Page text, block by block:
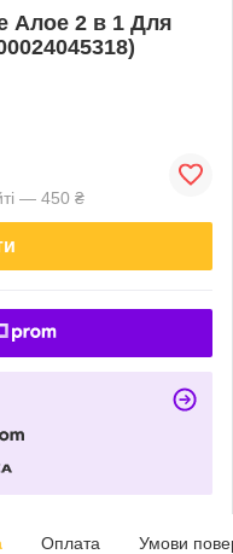
Алое 2 в 1 Для
— 450 ₴
Оплата Умови